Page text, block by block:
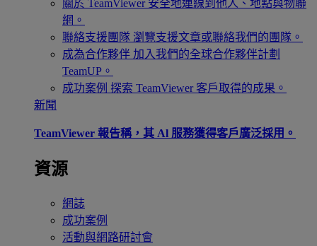
關於 TeamViewer 安全地連線到他人、地點與物聯
網。
聯絡支援團隊 瀏覽支援文章或聯絡我們的團隊。
成為合作夥伴 加入我們的全球合作夥伴計劃
TeamUP。
成功案例 探索 TeamViewer 客戶取得的成果。
新聞
TeamViewer 報告稱，其 Al 服務獲得客戶廣泛採用。
資源
網誌
成功案例
活動與網路研討會